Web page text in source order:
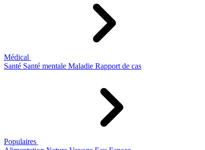
Médical
Santé Santé mentale Maladie Rapport de cas
Populaires